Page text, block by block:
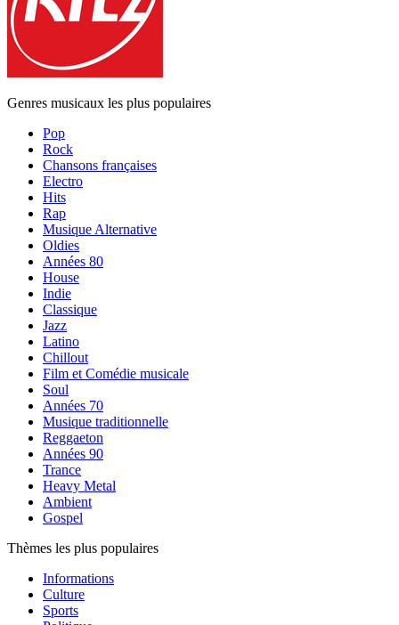
Genres musicaux les plus populaires
Pop
Rock
Chansons françaises
Electro
Hits
Rap
Musique Alternative
Oldies
Années 80
House
Indie
Classique
Jazz
Latino
Chillout
Film et Comédie musicale
Soul
Années 70
Musique traditionnelle
Reggaeton
Années 90
Trance
Heavy Metal
Ambient
Gospel
Thèmes les plus populaires
Informations
Culture
Sports